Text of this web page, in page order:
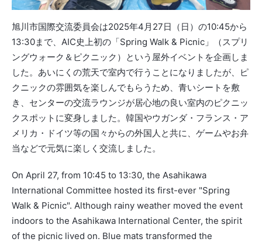
旭川市国際交流委員会は2025年4月27日（日）の10:45から
13:30まで、AIC史上初の「Spring Walk & Picnic」（スプリ
ングウォーク＆ピクニック） という屋外イベントを企画しま
した。 あいにくの荒天で室内で行うことになりましたが、
ピ
クニックの雰囲気を楽しんでもらうため、青いシートを敷
き、 センターの交流ラウンジが居心地の良い室内のピクニッ
クスポット に変身しました。韓国やウガンダ・フランス・ア
メリカ・ ドイツ等の国々からの外国人と共に、 ゲームやお弁
当などで元気に楽しく交流しました。
On April 27, from 10:45 to 13:30, the Asahikawa
International Committee hosted its first-ever "Spring
Walk & Picnic". Although rainy weather moved the event
indoors to the Asahikawa International Center, the spirit
of the picnic lived on. Blue mats transformed the